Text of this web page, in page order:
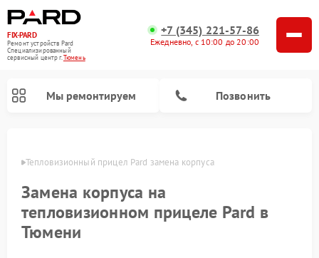
FIX-PARD
Ремонт устройств Pard
Специализированный
cервисный центр г.Тюмень
+7 (345) 221-57-86
Ежедневно, с 10:00 до 20:00
Мы ремонтируем Позвонить
Тепловизионный прицел Pard замена корпуса
Замена корпуса на
тепловизионном прицеле Pard в
Тюмени